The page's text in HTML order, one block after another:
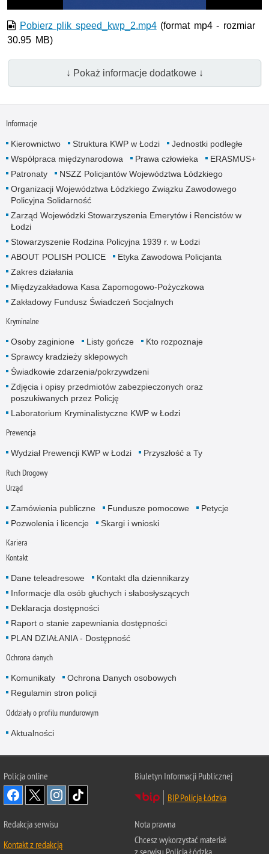
Pobierz plik speed_kwp_2.mp4(format mp4 - rozmiar
30.95 MB)
↓ Pokaż informacje dodatkowe ↓
Informacje
Kierownictwo Struktura KWP w Łodzi
Jednostki podległe
Współpraca międzynarodowa
Prawa człowieka
ERASMUS+
Patronaty
NSZZ Policjantów Województwa Łódzkiego
Organizacji Województwa Łódzkiego Związku Zawodowego
Policyjna Solidarność
Zarząd Wojewódzki Stowarzyszenia Emerytów i Rencistów w
Łodzi
Stowarzyszenie Rodzina Policyjna 1939 r. w Łodzi
ABOUT POLISH POLICE
Etyka Zawodowa Policjanta
Zakres działania
Międzyzakładowa Kasa Zapomogowo-Pożyczkowa
Zakładowy Fundusz Świadczeń Socjalnych
Kryminalne
Osoby zaginione Listy gończe
Kto rozpoznaje
Sprawcy kradzieży sklepowych
Świadkowie zdarzenia/pokrzywdzeni
Zdjęcia i opisy przedmiotów zabezpieczonych oraz
poszukiwanych przez Policję
Laboratorium Kryminalistyczne KWP w Łodzi
Prewencja
Wydział Prewencji KWP w Łodzi Przyszłość a Ty
Ruch Drogowy
Urząd
Zamówienia publiczne Fundusze pomocowe
Petycje
Pozwolenia i licencje
Skargi i wnioski
Kariera
Kontakt
Dane teleadresowe
Kontakt dla dziennikarzy
Informacje dla osób głuchych i słabosłyszących
Deklaracja dostępności
Raport o stanie zapewniania dostępności
PLAN DZIAŁANIA - Dostępność
Ochrona danych
Komunikaty
Ochrona Danych osobowych
Regulamin stron policji
Oddziały o profilu mundurowym
Aktualności
Policja online
Biuletyn Informacji Publicznej
BIP Policja Łódzka
Redakcja serwisu
Kontakt z redakcją
Nota prawna
Chcesz wykorzystać materiał